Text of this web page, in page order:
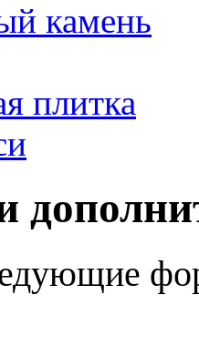
камень
плитка